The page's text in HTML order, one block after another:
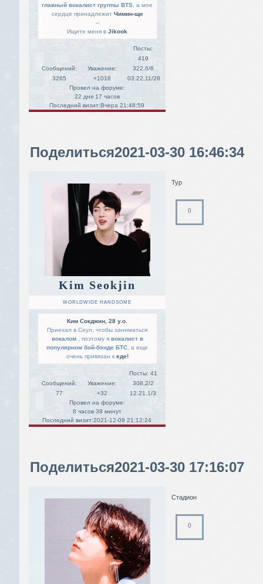
главный вокалист группы BTS , а мое
сердце принадлежит Чимин-щи
--
Ищите меня в Jikook
Сообщений:
3265
Уважение:
+1018
Посты:
419
322,6/6
03.22,11/28
Провел на форуме:
22 дня 17 часов
Последний визит:Вчера 21:48:59
Поделиться2021-03-30 16:46:34
Kim Seokjin
WORLDWIDE HANDSOME
Ким Сокджин, 28 y.o.
Приехал в Сеул, чтобы заниматься
вокалом
, поэтому я вокалист в
популярном бой-бэнде БТС , а еще
очень привязан кеде!
Сообщений:
77
Уважение:
+32
Посты: 41
308,2/2
12.21,1/3
Провел на форуме:
8 часов 39 минут
Последний визит:2021-12-09 21:12:24
Тур
0
Поделиться2021-03-30 17:16:07
Стадион
0